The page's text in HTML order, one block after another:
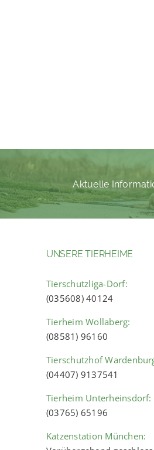
Aktuelle
UNSERE TIERHEIME
Tierschutzliga-Dorf:
(035608) 40124
Tierheim Wollaberg:
(08581) 96160
Tierschutzhof
(04407) 9137541
Tierheim Unterheinsdorf:
(03765) 65196
Katzenstation München: